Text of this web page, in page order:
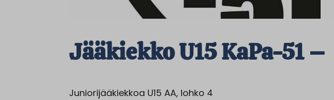
Jääkiekko U15 KaPa-51 –
Juniorijääkiekkoa U15 AA, lohko 4